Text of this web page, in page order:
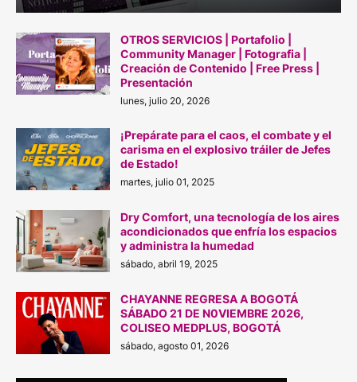
OTROS SERVICIOS | Portafolio |
Community Manager | Fotografia |
Creación de Contenido | Free Press |
Presentación
lunes, julio 20, 2026
¡Prepárate para el caos, el combate y el
carisma en el explosivo tráiler de Jefes
de Estado!
martes, julio 01, 2025
Dry Comfort, una tecnología de los aires
acondicionados que enfría los espacios
y administra la humedad
sábado, abril 19, 2025
CHAYANNE REGRESA A BOGOTÁ
SÁBADO 21 DE N0VIEMBRE 2026,
COLISEO MEDPLUS, BOGOTÁ
sábado, agosto 01, 2026